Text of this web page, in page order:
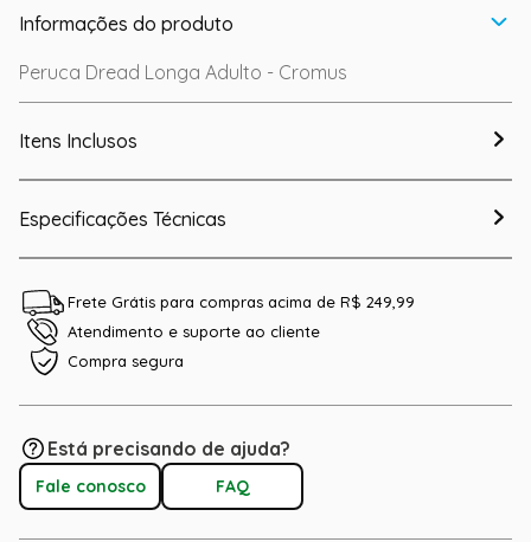
Informações do produto
Peruca Dread Longa Adulto - Cromus
Itens Inclusos
Especificações Técnicas
Frete Grátis para compras acima de R$ 249,99
Atendimento e suporte ao cliente
Compra segura
Está precisando de ajuda?
Fale conosco FAQ